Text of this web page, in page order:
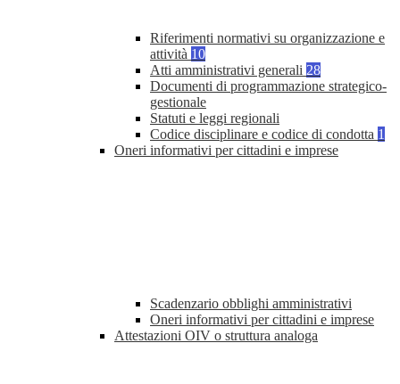
Riferimenti normativi su organizzazione e
attività 10
Atti amministrativi generali 28
Documenti di programmazione strategico-
gestionale
Statuti e leggi regionali
Codice disciplinare e codice di condotta 1
Oneri informativi per cittadini e imprese
Scadenzario obblighi amministrativi
Oneri informativi per cittadini e imprese
Attestazioni OIV o struttura analoga